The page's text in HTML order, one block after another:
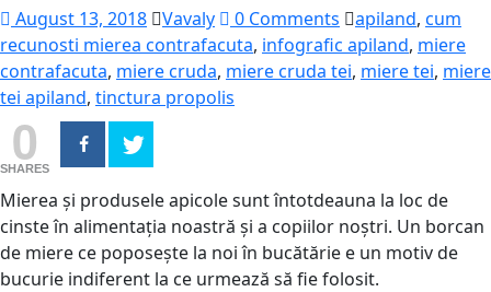
August 13, 2018 Vavaly 0 Comments apiland, cum
recunosti mierea contrafacuta, infografic apiland, miere
contrafacuta, miere cruda, miere cruda tei, miere tei, miere
tei apiland, tinctura propolis
0
SHARES
Mierea și produsele apicole sunt întotdeauna la loc de
cinste în alimentația noastră și a copiilor noștri. Un borcan
de miere ce poposește la noi în bucătărie e un motiv de
bucurie indiferent la ce urmează să fie folosit.